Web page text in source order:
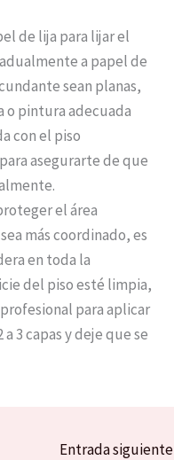
de lija para lijar el
a papel de
sean planas,
o pintura adecuada
con el piso
asegurarte de que
el área
más coordinado, es
en toda la
del piso esté limpia,
para aplicar
3 capas y deje que se
Entrada siguiente